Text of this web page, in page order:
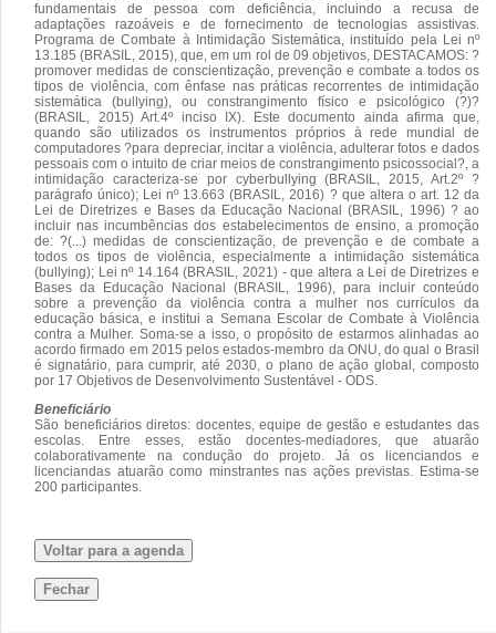
fundamentais de pessoa com deficiência, incluindo a recusa de
adaptações razoáveis e de fornecimento de tecnologias assistivas.
Programa de Combate à Intimidação Sistemática, instituído pela Lei nº
13.185 (BRASIL, 2015), que, em um rol de 09 objetivos, DESTACAMOS: ?
promover medidas de conscientização, prevenção e combate a todos os
tipos de violência, com ênfase nas práticas recorrentes de intimidação
sistemática (bullying), ou constrangimento físico e psicológico (?)?
(BRASIL, 2015) Art.4º inciso IX). Este documento ainda afirma que,
quando são utilizados os instrumentos próprios à rede mundial de
computadores ?para depreciar, incitar a violência, adulterar fotos e dados
pessoais com o intuito de criar meios de constrangimento psicossocial?, a
intimidação caracteriza-se por cyberbullying (BRASIL, 2015, Art.2º ?
parágrafo único); Lei nº 13.663 (BRASIL, 2016) ? que altera o art. 12 da
Lei de Diretrizes e Bases da Educação Nacional (BRASIL, 1996) ? ao
incluir nas incumbências dos estabelecimentos de ensino, a promoção
de: ?(...) medidas de conscientização, de prevenção e de combate a
todos os tipos de violência, especialmente a intimidação sistemática
(bullying); Lei nº 14.164 (BRASIL, 2021) - que altera a Lei de Diretrizes e
Bases da Educação Nacional (BRASIL, 1996), para incluir conteúdo
sobre a prevenção da violência contra a mulher nos currículos da
educação básica, e institui a Semana Escolar de Combate à Violência
contra a Mulher. Soma-se a isso, o propósito de estarmos alinhadas ao
acordo firmado em 2015 pelos estados-membro da ONU, do qual o Brasil
é signatário, para cumprir, até 2030, o plano de ação global, composto
por 17 Objetivos de Desenvolvimento Sustentável - ODS.
Beneficiário
São beneficiários diretos: docentes, equipe de gestão e estudantes das
escolas. Entre esses, estão docentes-mediadores, que atuarão
colaborativamente na condução do projeto. Já os licenciandos e
licenciandas atuarão como minstrantes nas ações previstas. Estima-se
200 participantes.
Voltar para a agenda
Fechar